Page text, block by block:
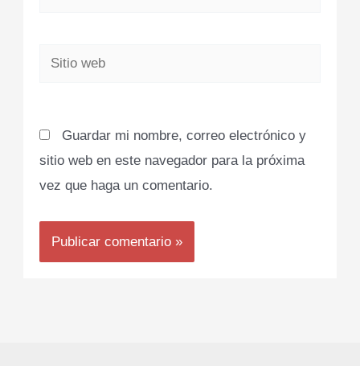
Sitio
Guardar mi nombre, correo electrónico y
sitio web en este navegador para la próxima
vez que haga un comentario.